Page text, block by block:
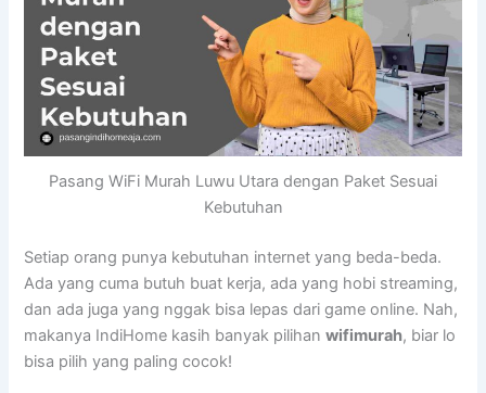
Pasang WiFi Murah Luwu Utara dengan Paket Sesuai
Kebutuhan
Setiap orang punya kebutuhan internet yang beda-beda.
Ada yang cuma butuh buat kerja, ada yang hobi streaming,
dan ada juga yang nggak bisa lepas dari game online. Nah,
makanya IndiHome kasih banyak pilihanwifimurah, biar lo
bisa pilih yang paling cocok!